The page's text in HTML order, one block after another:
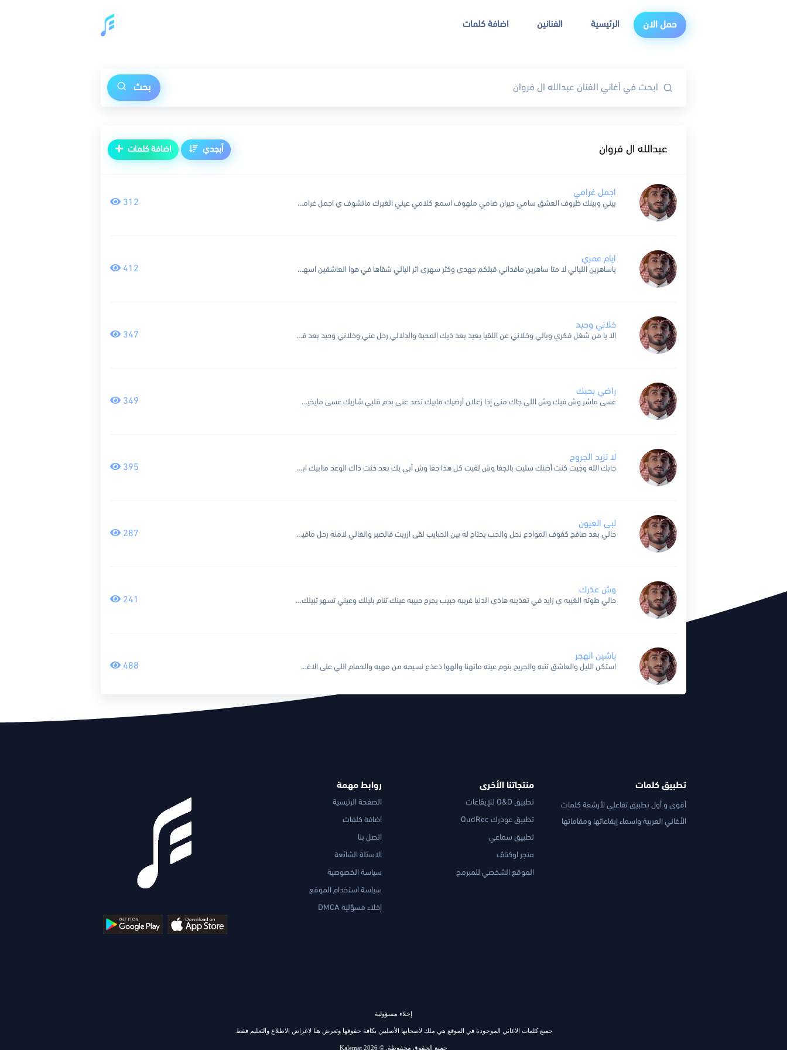
حمل الان الرئيسية الفنانين اضافة كلمات
بحث
عبدالله ال فروان أبجدي اضافة كلمات
اجمل غرامي
بيني وبينك ظروف العشق سامي حيران ضامي ملهوف اسمع كلامي عيني الغيرك ماتشوف ي اجمل غرامي ارتاح لا شك لا خوف حبي نظامي انته دام واياي وش له تخاف مالجاي... 312
ايام عمري
ياساهرين الليالي لا متا ساهرين مافداني قبلكم جهدي وكثر سهري اثر اليالي شقاها في هوا العاشقين اسهبت فيها ودارت بي وجت بخبري ماحب ابين واثرها في عيوني يبين اتعابها دايره... 412
خلاني وحيد
الا يا من شغل فكري وبالي وخلاني عن اللقيا بعيد بعد ذيك المحبة والدلالي رحل عني وخلاني وحيد بعد فرقاك تدري وش جرالي اعيش اليوم وهمومي تزيد وطيفك دايم يزاول... 347
راضي بحبك
عسى ماشر وش فيك وش اللي جاك مني إذا زعلان أرضيك مابيك تصد عني بدم قلبي شاريك عسى مايخيب ضني قبل ماصافح يديك وحبك قد سكني انا بدونك مستحيل أعيش... 349
لا تزيد الجروح
جابك الله وجيت كنت أضنك سليت بالجفا وش لقيت كل هذا جفا وش أبي بك بعد خنت ذاك الوعد ماابيك ابتعد نور حبك طفى دخل عينك تروح أنا مافيني روح... 395
لبى العيون
حالي بعد صافح كفوف الموادع نحل والحب يحتاج له بين الحبايب لقى ازريت فالصبر والغالي لامنه رحل مافيه شي سوا طيفه بفكري بقى انت الحبيب الفريد اللي بوصله بحل وانا... 287
وش عذرك
حالي طوته الغيبه ي زايد في تعذيبه هاذي الدنيا غريبه حبيب يجرح حبيبه عينك تنام بليلك وعيني تسهر تبيلك اذكر وانت الناسي ويش غيرك يالقاسي شفني هنا وانتظرك على غلاك... 241
ياشين الهجر
استكن الليل والعاشق تنبه والجريح بنوم عينه ماتهنا والهوا ذعذع نسيمه من مهبه والحمام اللي على الاغصان غنا وانت ياللي لا تعاض ولا تشبه امسح الدمعه من عيون المعنا وارحم... 488
تطبيق كلمات
أقوى و أول تطبيق تفاعلي لأرشفة كلمات
الأغاني العربية واسماء إيقاعاتها ومقاماتها
منتجاتنا الأخرى
تطبيق O&D للإيقاعات
تطبيق عودرك OudRec
تطبيق سماعي
متجر اوكتاڤ
الموقع الشخصي للمبرمج
روابط مهمة
الصفحة الرئيسية
اضافة كلمات
اتصل بنا
الاسئلة الشائعة
سياسة الخصوصية
سياسة استخدام الموقع
إخلاء مسؤلية DMCA
إخلاء مسؤولية
جميع كلمات الاغاني الموجودة في الموقع هي ملك لاصحابها الأصليين بكافة حقوقها وتعرض هنا لاغراض الاطلاع والتعليم فقط.
جميع الحقوق محفوظة, © 2026 Kalemat